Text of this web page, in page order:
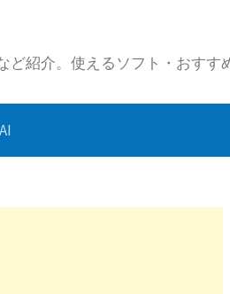
ど紹介。使えるソフト・おすす